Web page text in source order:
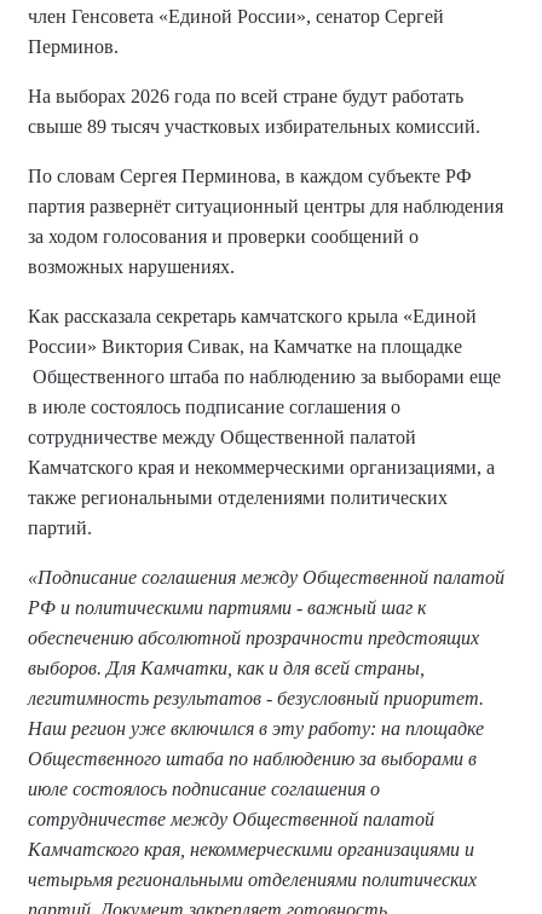
член Генсовета «Единой России», сенатор Сергей
Перминов.
На выборах 2026 года по всей стране будут работать
свыше 89 тысяч участковых избирательных комиссий.
По словам Сергея Перминова, в каждом субъекте РФ
партия развернёт ситуационный центры для наблюдения
за ходом голосования и проверки сообщений о
возможных нарушениях.
Как рассказала секретарь камчатского крыла «Единой
России» Виктория Сивак, на Камчатке на площадке
Общественного штаба по наблюдению за выборами еще
в июле состоялось подписание соглашения о
сотрудничестве между Общественной палатой
Камчатского края и некоммерческими организациями, а
также региональными отделениями политических
партий.
«Подписание соглашения между Общественной палатой
РФ и политическими партиями - важный шаг к
обеспечению абсолютной прозрачности предстоящих
выборов. Для Камчатки, как и для всей страны,
легитимность результатов - безусловный приоритет.
Наш регион уже включился в эту работу: на площадке
Общественного штаба по наблюдению за выборами в
июле состоялось подписание соглашения о
сотрудничестве между Общественной палатой
Камчатского края, некоммерческими организациями и
четырьмя региональными отделениями политических
партий. Документ закрепляет готовность